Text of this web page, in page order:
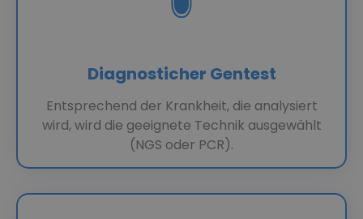
Diagnosticher Gentest
Entsprechend der Krankheit, die analysiert
wird, wird die geeignete Technik ausgewählt
(NGS oder PCR).